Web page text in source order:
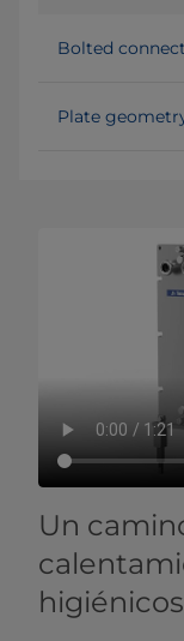
Bolted
Plate
Un
higiénicos